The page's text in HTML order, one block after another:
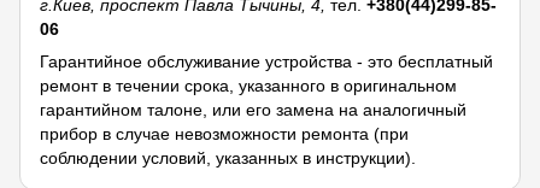
г.Киев, проспект Павла Тычины, 4, тел. +380(44)299-85-
06
Гарантийное обслуживание устройства - это бесплатный
ремонт в течении срока, указанного в оригинальном
гарантийном талоне, или его замена на аналогичный
прибор в случае невозможности ремонта (при
соблюдении условий, указанных в инструкции).